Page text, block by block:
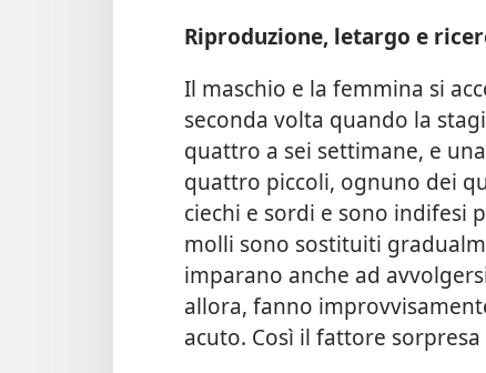
Riproduzione, letargo e
Il maschio e la femmina si
seconda volta quando la
quattro a sei settimane, e
quattro piccoli, ognuno dei
ciechi e sordi e sono indifesi
molli sono sostituiti
imparano anche ad
allora, fanno
acuto. Così il fattore